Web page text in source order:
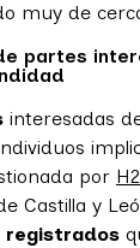
muy de
partes
interesadas
por
Castilla y
registrados